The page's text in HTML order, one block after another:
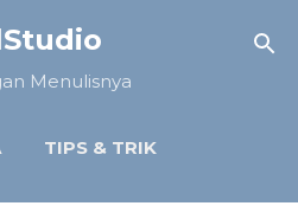
konten utama
Menulisnya
TIPS & TRIK
ARTIKEL